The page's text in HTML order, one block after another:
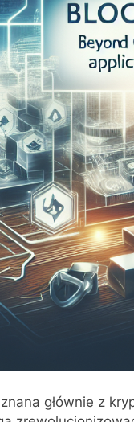
głównie z